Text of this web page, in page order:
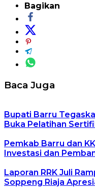
Bagikan
Baca Juga
Bupati Barru
Buka Pelatihan
Pemkab Barru dan
Investasi dan
Laporan RRK Juli
Soppeng Riaja